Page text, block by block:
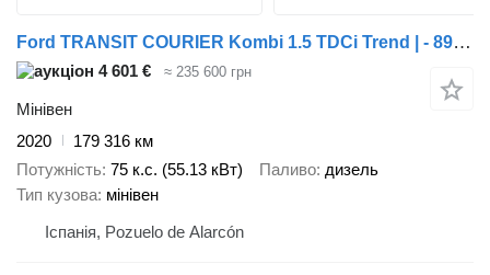
Ford TRANSIT COURIER Kombi 1.5 TDCi Trend | - 8953 L
4 601 € ≈ 235 600 грн
Мінівен
2020
179 316 км
Потужність 75 к.с. (55.13 кВт) Паливо дизель
Тип кузова мінівен
Іспанія, Pozuelo de Alarcón